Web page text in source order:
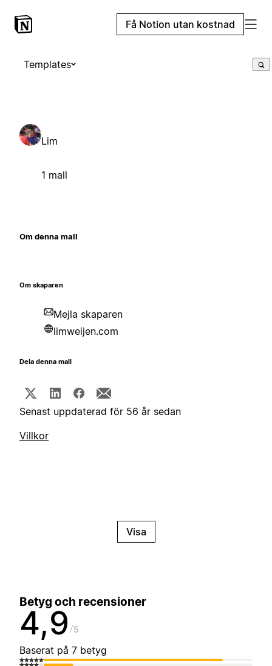
Få Notion utan kostnad
Templates
Lim
1 mall
Om denna mall
Om skaparen
Mejla skaparen
limweijen.com
Dela denna mall
Senast uppdaterad för 56 år sedan
Villkor
Visa
Betyg och recensioner
4,9 5
Baserat på 7 betyg